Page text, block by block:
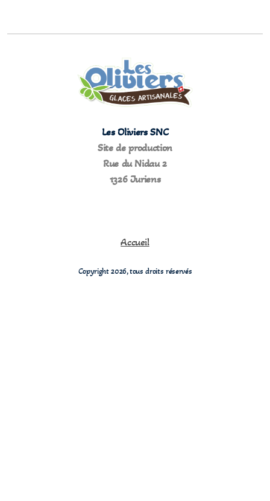
Les Oliviers SNC
Site de production
Rue du Nidau 2
1326 Juriens
Accueil
Copyright 2026, tous droits réservés